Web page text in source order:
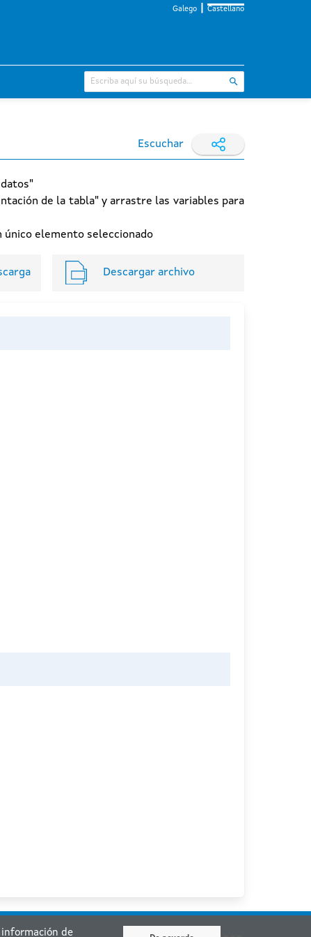
Galego Castellano
Escuchar
de la tabla" y arrastre las variables para
único elemento seleccionado
Descargar archivo
información de